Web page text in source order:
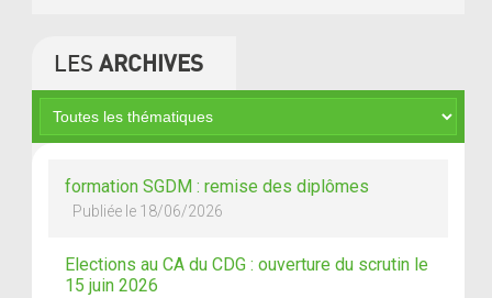
LES ARCHIVES
formation SGDM : remise des diplômes
Publiée le 18/06/2026
Elections au CA du CDG : ouverture du scrutin le
15 juin 2026